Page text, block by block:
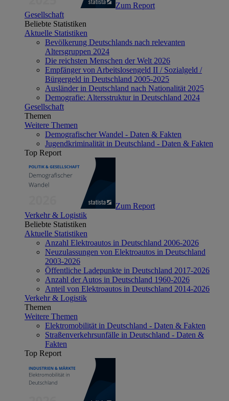
Zum Report
Gesellschaft
Beliebte Statistiken
Aktuelle Statistiken
Bevölkerung Deutschlands nach relevanten
Altersgruppen 2024
Die reichsten Menschen der Welt 2026
Empfänger von Arbeitslosengeld II / Sozialgeld /
Bürgergeld in Deutschland 2005-2025
Ausländer in Deutschland nach Nationalität 2025
Demografie: Altersstruktur in Deutschland 2024
Gesellschaft
Themen
Weitere Themen
Demografischer Wandel - Daten & Fakten
Jugendkriminalität in Deutschland - Daten & Fakten
Top Report
Zum Report
Verkehr & Logistik
Beliebte Statistiken
Aktuelle Statistiken
Anzahl Elektroautos in Deutschland 2006-2026
Neuzulassungen von Elektroautos in Deutschland
2003-2026
Öffentliche Ladepunkte in Deutschland 2017-2026
Anzahl der Autos in Deutschland 1960-2026
Anteil von Elektroautos in Deutschland 2014-2026
Verkehr & Logistik
Themen
Weitere Themen
Elektromobilität in Deutschland - Daten & Fakten
Straßenverkehrsunfälle in Deutschland - Daten &
Fakten
Top Report